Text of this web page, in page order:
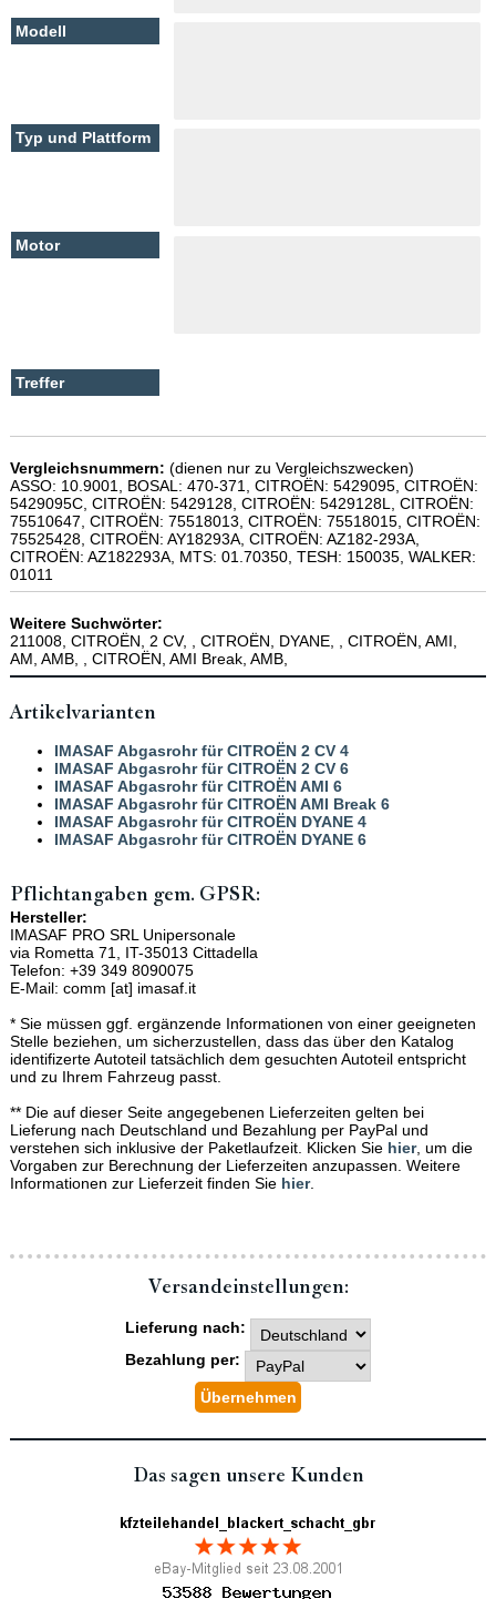
Vergleichsnummern: (dienen nur zu Vergleichszwecken)
ASSO: 10.9001, BOSAL: 470-371, CITROËN: 5429095, CITROËN:
5429095C, CITROËN: 5429128, CITROËN: 5429128L, CITROËN:
75510647, CITROËN: 75518013, CITROËN: 75518015, CITROËN:
75525428, CITROËN: AY18293A, CITROËN: AZ182-293A,
CITROËN: AZ182293A, MTS: 01.70350, TESH: 150035, WALKER:
01011
Weitere Suchwörter:
211008, CITROËN, 2 CV, , CITROËN, DYANE, , CITROËN, AMI,
AM, AMB, , CITROËN, AMI Break, AMB,
Artikelvarianten
IMASAF Abgasrohr für CITROËN 2 CV 4
IMASAF Abgasrohr für CITROËN 2 CV 6
IMASAF Abgasrohr für CITROËN AMI 6
IMASAF Abgasrohr für CITROËN AMI Break 6
IMASAF Abgasrohr für CITROËN DYANE 4
IMASAF Abgasrohr für CITROËN DYANE 6
Pflichtangaben gem. GPSR:
Hersteller:
IMASAF PRO SRL Unipersonale
via Rometta 71, IT-35013 Cittadella
Telefon: +39 349 8090075
E-Mail: comm [at] imasaf.it
* Sie müssen ggf. ergänzende Informationen von einer geeigneten
Stelle beziehen, um sicherzustellen, dass das über den Katalog
identifizerte Autoteil tatsächlich dem gesuchten Autoteil entspricht
und zu Ihrem Fahrzeug passt.
** Die auf dieser Seite angegebenen Lieferzeiten gelten bei
Lieferung nach Deutschland und Bezahlung per PayPal und
verstehen sich inklusive der Paketlaufzeit. Klicken Sie hier, um die
Vorgaben zur Berechnung der Lieferzeiten anzupassen. Weitere
Informationen zur Lieferzeit finden Sie hier.
Versand­einstellungen:
Lieferung nach:
Bezahlung per:
Das sagen unsere Kunden